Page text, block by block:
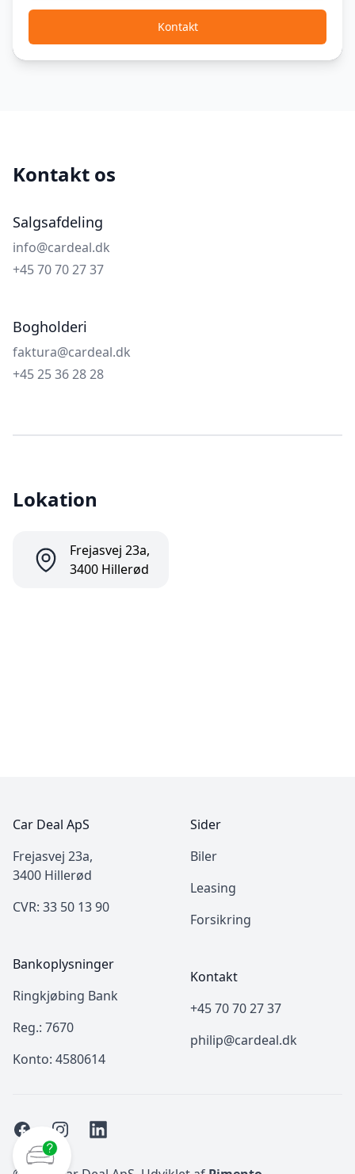
Kontakt
Kontakt os
Salgsafdeling
info@cardeal.dk
+45 70 70 27 37
Bogholderi
faktura@cardeal.dk
+45 25 36 28 28
Lokation
Frejasvej 23a,
3400 Hillerød
Car Deal ApS
Frejasvej 23a,
3400 Hillerød
CVR: 33 50 13 90
Bankoplysninger
Ringkjøbing Bank
Reg.: 7670
Konto: 4580614
Sider
Biler
Leasing
Forsikring
Kontakt
+45 70 70 27 37
philip@cardeal.dk
FacebookInstagramLinkedIn